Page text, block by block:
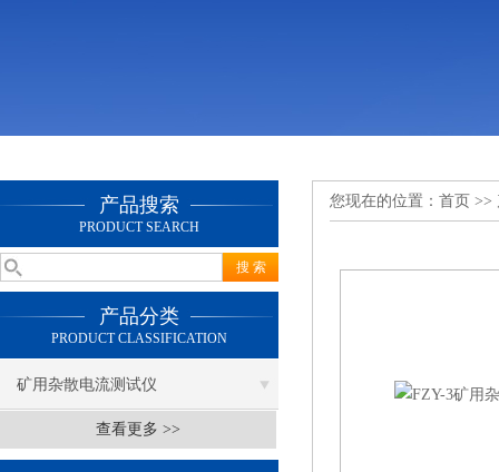
产品搜索
PRODUCT SEARCH
产品分类
PRODUCT CLASSIFICATION
矿用杂散电流测试仪
查看更多 >>
您现在的位置： 首页 >>